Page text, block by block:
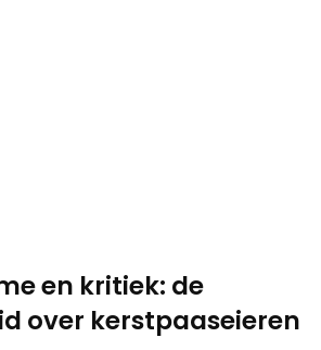
en kritiek: de
over kerstpaaseieren